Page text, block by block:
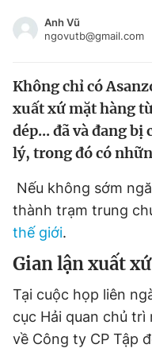
Chào ngày mới
Tin thị trường
Video
Sản phẩm khác
Tiện ích
Thông tin tòa soạn
Tin đã xem
Anh Vũ
ngovutb@gmail.com
Không chỉ có
xuất xứ mặt hàng
dép... đã và đang bị
lý, trong đó có
Nếu không sớm
thành trạm trung
thế giới.
Gian lận xuất
Tại cuộc họp liên
cục Hải quan chủ trì
về Công ty CP Tập